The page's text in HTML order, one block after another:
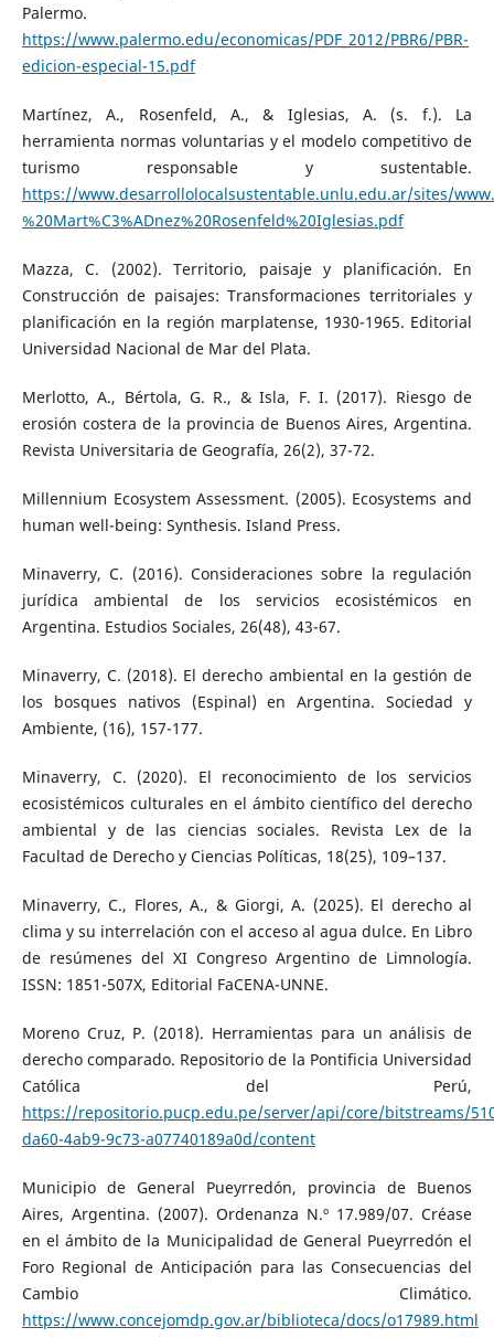
Palermo.
https://www.palermo.edu/economicas/PDF_2012/PBR6/PBR-
edicion-especial-15.pdf
Martínez, A., Rosenfeld, A., & Iglesias, A. (s. f.). La
herramienta normas voluntarias y el modelo competitivo de
turismo responsable y sustentable.
https://www.desarrollolocalsustentable.unlu.edu.ar/sites/
%20Mart%C3%ADnez%20Rosenfeld%20Iglesias.pdf
Mazza, C. (2002). Territorio, paisaje y planificación. En
Construcción de paisajes: Transformaciones territoriales y
planificación en la región marplatense, 1930-1965. Editorial
Universidad Nacional de Mar del Plata.
Merlotto, A., Bértola, G. R., & Isla, F. I. (2017). Riesgo de
erosión costera de la provincia de Buenos Aires, Argentina.
Revista Universitaria de Geografía, 26(2), 37-72.
Millennium Ecosystem Assessment. (2005). Ecosystems and
human well-being: Synthesis. Island Press.
Minaverry, C. (2016). Consideraciones sobre la regulación
jurídica ambiental de los servicios ecosistémicos en
Argentina. Estudios Sociales, 26(48), 43-67.
Minaverry, C. (2018). El derecho ambiental en la gestión de
los bosques nativos (Espinal) en Argentina. Sociedad y
Ambiente, (16), 157-177.
Minaverry, C. (2020). El reconocimiento de los servicios
ecosistémicos culturales en el ámbito científico del derecho
ambiental y de las ciencias sociales. Revista Lex de la
Facultad de Derecho y Ciencias Políticas, 18(25), 109–137.
Minaverry, C., Flores, A., & Giorgi, A. (2025). El derecho al
clima y su interrelación con el acceso al agua dulce. En Libro
de resúmenes del XI Congreso Argentino de Limnología.
ISSN: 1851-507X, Editorial FaCENA-UNNE.
Moreno Cruz, P. (2018). Herramientas para un análisis de
derecho comparado. Repositorio de la Pontificia Universidad
Católica del Perú,
https://repositorio.pucp.edu.pe/server/api/core/bitstreams/
da60-4ab9-9c73-a07740189a0d/content
Municipio de General Pueyrredón, provincia de Buenos
Aires, Argentina. (2007). Ordenanza N.º 17.989/07. Créase
en el ámbito de la Municipalidad de General Pueyrredón el
Foro Regional de Anticipación para las Consecuencias del
Cambio Climático.
https://www.concejomdp.gov.ar/biblioteca/docs/o17989.html